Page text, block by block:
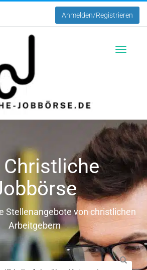
Anmelden/Registrieren
Christliche
Stellenangebote von christlichen
Arbeitgebern